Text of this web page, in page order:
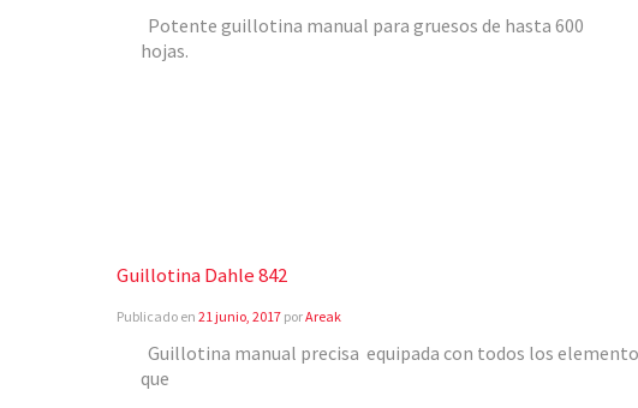
Potente guillotina manual para gruesos de hasta 600
hojas.
Guillotina Dahle 842
Publicado en 21 junio, 2017 porAreak
Guillotina manual precisa equipada con todos los
que